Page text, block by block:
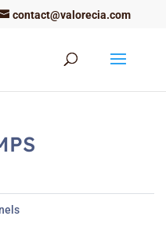
contact@valorecia.com